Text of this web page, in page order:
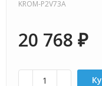
KROM-P2V73A
20 768 ₽